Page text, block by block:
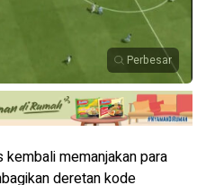
Perbesar
kembali memanjakan para
deretan kode